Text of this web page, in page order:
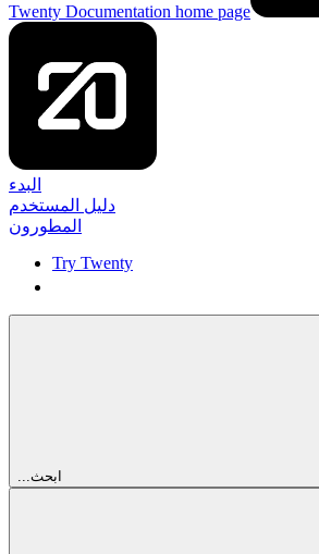
Twenty Documentation home page
البدء
دليل المستخدم
المطورون
Try Twenty
...ابحث